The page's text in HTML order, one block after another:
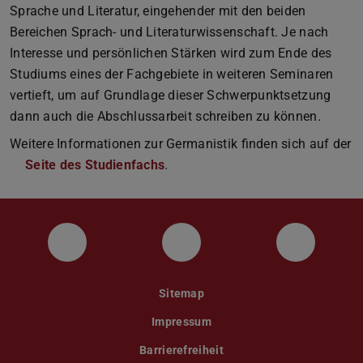
Sprache und Literatur, eingehender mit den beiden
Bereichen Sprach- und Literaturwissenschaft. Je nach
Interesse und persönlichen Stärken wird zum Ende des
Studiums eines der Fachgebiete in weiteren Seminaren
vertieft, um auf Grundlage dieser Schwerpunktsetzung
dann auch die Abschlussarbeit schreiben zu können.
Weitere Informationen zur Germanistik finden sich auf der
Seite des Studienfachs.
Facebook Instagram Twitter
Sitemap
Impressum
Barrierefreiheit